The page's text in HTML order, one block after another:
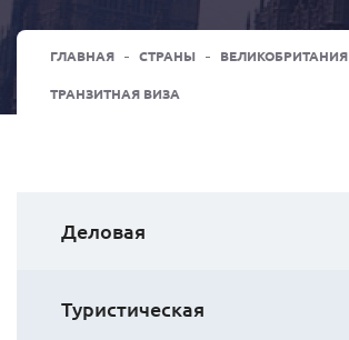
ГЛАВНАЯ СТРАНЫ ВЕЛИКОБРИТАНИЯ
ТРАНЗИТНАЯ ВИЗА
Деловая
Туристическая